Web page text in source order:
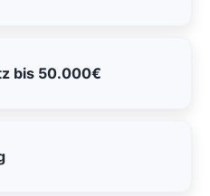
bis 50.000€